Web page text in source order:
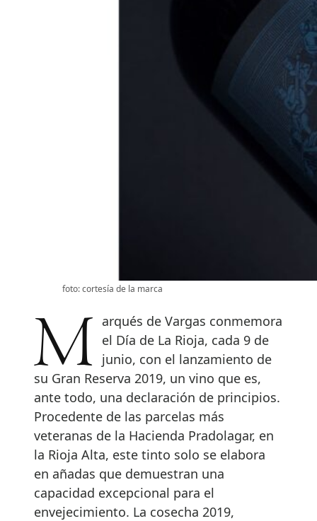
foto: cortesía de la marca
Marqués de Vargas conmemora
el Día de La Rioja, cada 9 de
junio, con el lanzamiento de
su Gran Reserva 2019, un vino que es,
ante todo, una declaración de principios.
Procedente de las parcelas más
veteranas de la Hacienda Pradolagar, en
la Rioja Alta, este tinto solo se elabora
en añadas que demuestran una
capacidad excepcional para el
envejecimiento. La cosecha 2019,